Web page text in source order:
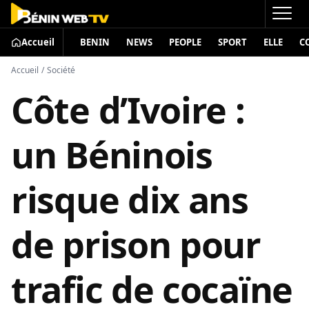
Accueil BENIN NEWS PEOPLE SPORT ELLE
Accueil / Société
Côte d’Ivoire :
un Béninois
risque dix ans
de prison pour
trafic de cocaïne